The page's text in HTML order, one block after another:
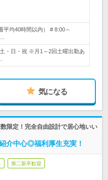
平均40時間以内） # 8:00～
・日・祝 ※月1～2回土曜出勤あ
気になる
限定！完全自由設計で居心地いい
介中心◎福利厚生充実！
第二新卒歓迎